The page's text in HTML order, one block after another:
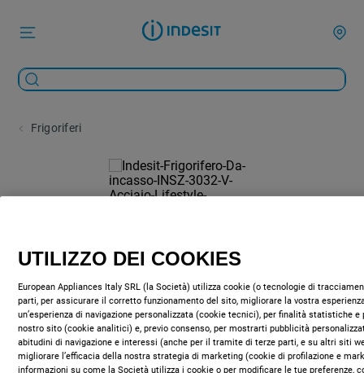
Frigoriferi
UTILIZZO DEI COOKIES
European Appliances Italy SRL (la Società) utilizza cookie (o tecnologie di
parti, per assicurare il corretto funzionamento del sito, migliorare la vostra
un’esperienza di navigazione personalizzata (cookie tecnici), per finalità statistiche e
nostro sito (cookie analitici) e, previo consenso, per mostrarti pubblicità
abitudini di navigazione e interessi (anche per il tramite di terze parti, e su altri siti
migliorare l’efficacia della nostra strategia di marketing (cookie di profilazione e
informazioni su come la Società utilizza i cookie o per modificare le tue preferenze,